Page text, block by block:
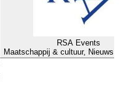
RSA Events
Maatschappij & cultuur, Nieuws,